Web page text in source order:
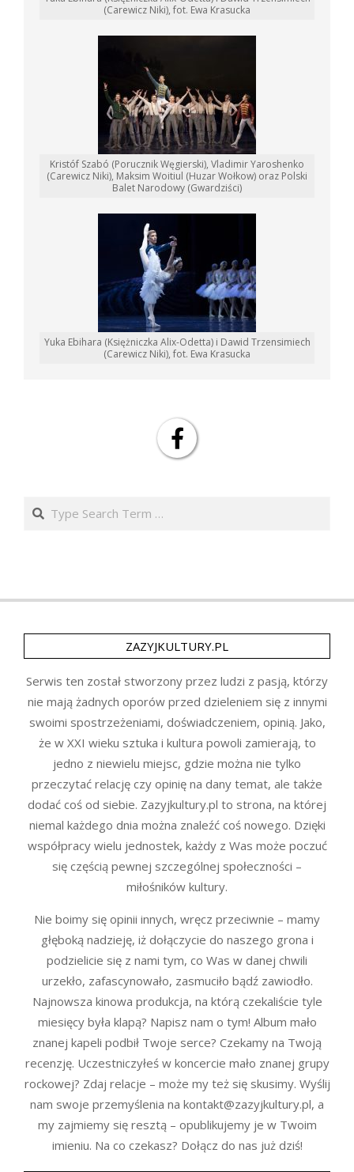
(Carewicz Niki), fot. Ewa Krasucka
Kristóf Szabó (Porucznik Węgierski), Vladimir Yaroshenko
(Carewicz Niki), Maksim Woitiul (Huzar Wołkow) oraz Polski
Balet Narodowy (Gwardziści)
Yuka Ebihara (Księżniczka Alix-Odetta) i Dawid Trzensimiech
(Carewicz Niki), fot. Ewa Krasucka
Search
ZAZYJKULTURY.PL
Serwis ten został stworzony przez ludzi z pasją, którzy
nie mają żadnych oporów przed dzieleniem się z innymi
swoimi spostrzeżeniami, doświadczeniem, opinią. Jako,
że w XXI wieku sztuka i kultura powoli zamierają, to
jedno z niewielu miejsc, gdzie można nie tylko
przeczytać relację czy opinię na dany temat, ale także
dodać coś od siebie. Zazyjkultury.pl to strona, na której
niemal każdego dnia można znaleźć coś nowego. Dzięki
współpracy wielu jednostek, każdy z Was może poczuć
się częścią pewnej szczególnej społeczności –
miłośników kultury.
Nie boimy się opinii innych, wręcz przeciwnie – mamy
głęboką nadzieję, iż dołączycie do naszego grona i
podzielicie się z nami tym, co Was w danej chwili
urzekło, zafascynowało, zasmuciło bądź zawiodło.
Najnowsza kinowa produkcja, na którą czekaliście tyle
miesięcy była klapą? Napisz nam o tym! Album mało
znanej kapeli podbił Twoje serce? Czekamy na Twoją
recenzję. Uczestniczyłeś w koncercie mało znanej grupy
rockowej? Zdaj relacje – może my też się skusimy. Wyślij
nam swoje przemyślenia na kontakt@zazyjkultury.pl, a
my zajmiemy się resztą – opublikujemy je w Twoim
imieniu. Na co czekasz? Dołącz do nas już dziś!